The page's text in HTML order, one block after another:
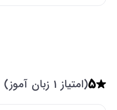
5(امتیاز 1 زبان آموز)